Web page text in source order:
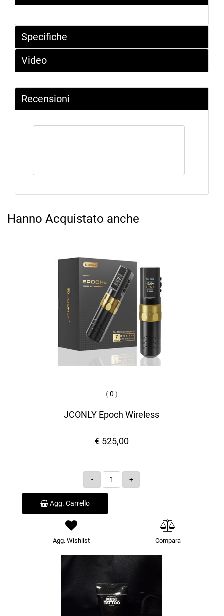
Specifiche
Video
Recensioni
Hanno Acquistato anche
(0 )
JCONLY Epoch Wireless
€ 525,00
Quantità
Agg. Carrello
Agg. Wishlist Compara